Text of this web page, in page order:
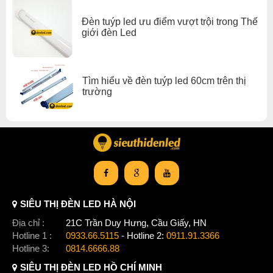
Đèn tuýp led ưu điểm vượt trội trong Thế
giới đèn Led
Tìm hiểu về đèn tuýp led 60cm trên thị
trường
SIÊU THỊ ĐÈN LED HÀ NỘI
Địa chỉ :
21C Trần Duy Hưng, Cầu Giấy, HN
Hotline 1 :
0933.66.5115 - Hotline 2: 0911.91.3366
Hotline 3:
0814.6666.88
SIÊU THỊ ĐÈN LED HỒ CHÍ MINH